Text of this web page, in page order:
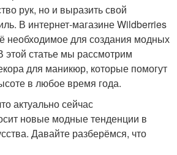
рук, но и выразить свой
В интернет-магазине Wildberries
необходимое для создания модных
этой статье мы рассмотрим
для маникюр, которые помогут
в любое время года.
актуально сейчас
новые модные тенденции в
Давайте разберёмся, что